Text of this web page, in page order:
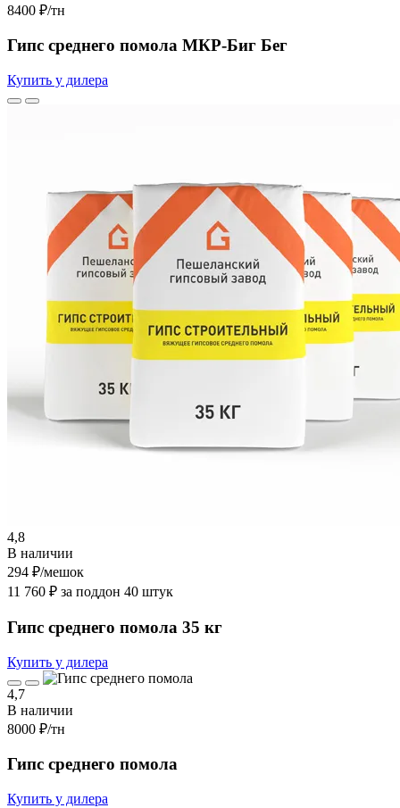
8400 ₽/тн
Гипс среднего помола МКР-Биг Бег
Купить у дилера
4,8
В наличии
294 ₽/мешок
11 760 ₽ за поддон 40 штук
Гипс среднего помола 35 кг
Купить у дилера
4,7
В наличии
8000 ₽/тн
Гипс среднего помола
Купить у дилера